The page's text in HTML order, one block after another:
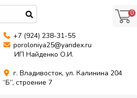
+7 (924) 238-31-55
poroloniya25@yandex.ru
ИП Найденко О.И.
г. Владивосток, ул. Калинина 204
“Б”, строение 7
0